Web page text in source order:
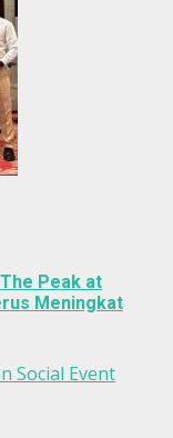
Peak at
Meningkat
Social Event